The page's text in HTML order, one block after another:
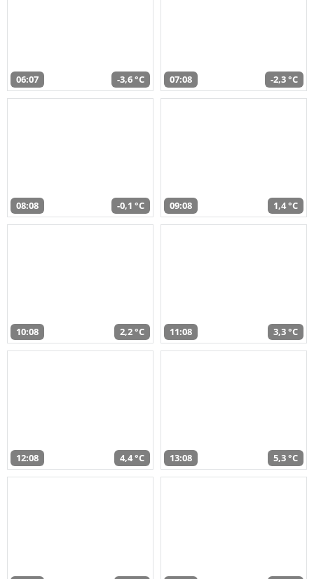
06:07 -3,6 °C 07:08 -2,3 °C
08:08 -0,1 °C 09:08 1,4 °C
10:08 2,2 °C 11:08 3,3 °C
12:08 4,4 °C 13:08 5,3 °C